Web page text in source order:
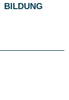
BILDUNG